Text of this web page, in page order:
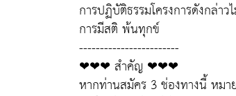
การปฏิบัติธรรมโครงการดังกล่า
การมีสติ พ้นทุกข์
------------------------
❤❤❤ สำคัญ ❤❤❤
หากท่านสมัคร 3 ช่องทางนี้ หมา